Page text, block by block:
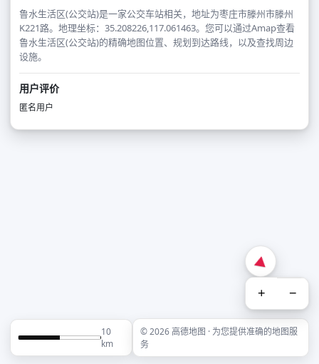
鲁水生活区(公交站)是一家公交车站相关，地址为枣庄市滕州市滕州
K221路。地理坐标：35.208226,117.061463。您可以通过Amap查看
鲁水生活区(公交站)的精确地图位置、规划到达路线，以及查找周边
设施。
用户评价
匿名用户
+ −
10
km
© 2026 高德地图 · 为您提供准确的地图服
务